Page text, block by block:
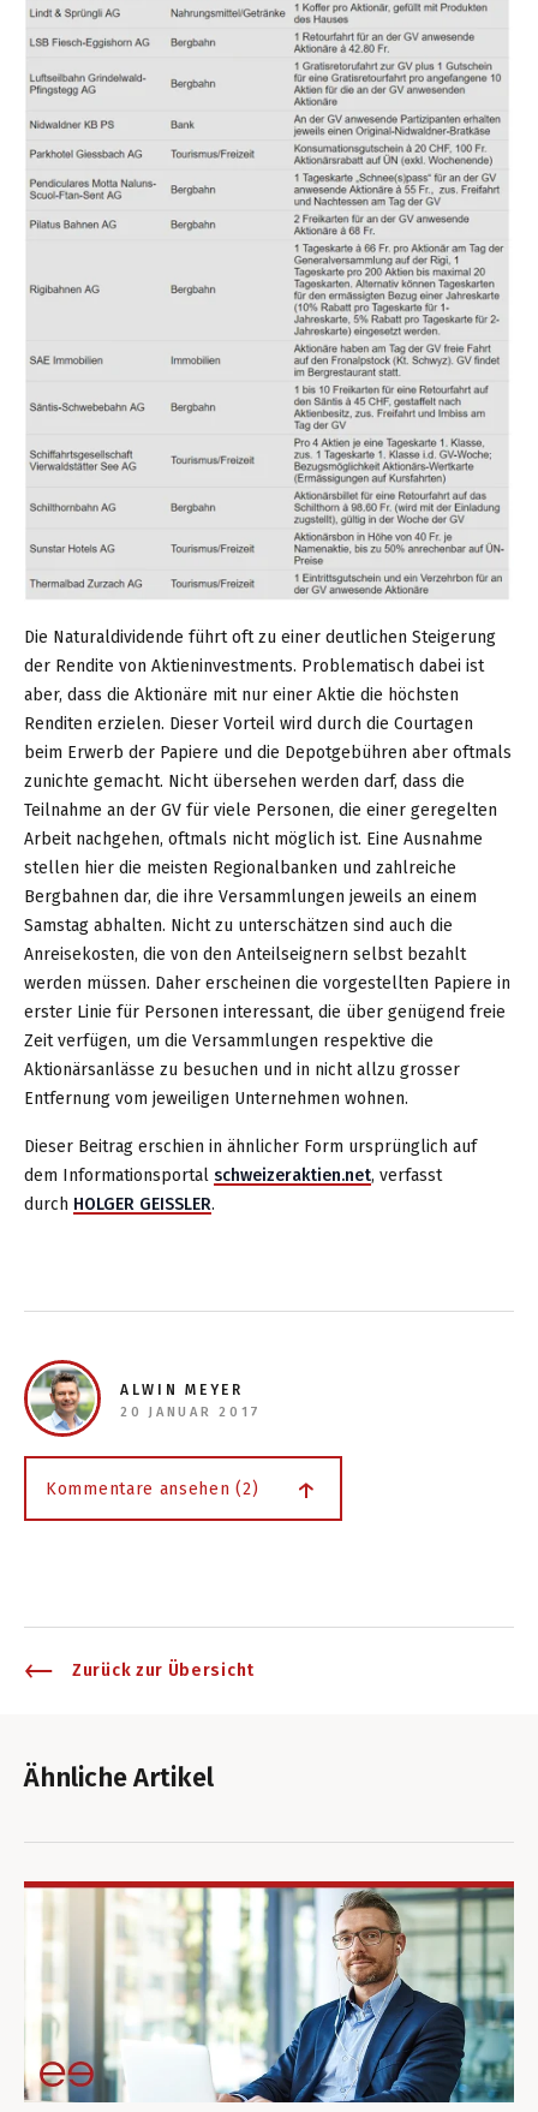
Die Naturaldividende führt oft zu einer deutlichen Steigerung
der Rendite von Aktieninvestments. Problematisch dabei ist
aber, dass die Aktionäre mit nur einer Aktie die höchsten
Renditen erzielen. Dieser Vorteil wird durch die Courtagen
beim Erwerb der Papiere und die Depotgebühren aber oftmals
zunichte gemacht. Nicht übersehen werden darf, dass die
Teilnahme an der GV für viele Personen, die einer geregelten
Arbeit nachgehen, oftmals nicht möglich ist. Eine Ausnahme
stellen hier die meisten Regionalbanken und zahlreiche
Bergbahnen dar, die ihre Versammlungen jeweils an einem
Samstag abhalten. Nicht zu unterschätzen sind auch die
Anreisekosten, die von den Anteilseignern selbst bezahlt
werden müssen. Daher erscheinen die vorgestellten Papiere in
erster Linie für Personen interessant, die über genügend freie
Zeit verfügen, um die Versammlungen respektive die
Aktionärsanlässe zu besuchen und in nicht allzu grosser
Entfernung vom jeweiligen Unternehmen wohnen.
Dieser Beitrag erschien in ähnlicher Form ursprünglich auf
dem Informationsportal schweizeraktien.net, verfasst
durch HOLGER GEISSLER.
ALWIN MEYER
20 JANUAR 2017
Kommentare ansehen (2)
Zurück zur Übersicht
Ähnliche Artikel